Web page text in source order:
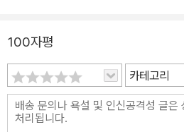
능을 알아봐 주고 격려해준 오빠가 있었
게 글 솜씨만 아니라 규범에 얽매이지
선도가 유배되었을 때 목숨을 내걸고 변
산 정약용이 철없던 어린 시절, 형과 형
라지했다. 추사 김정희에게는 각별한
100자평
카테고리